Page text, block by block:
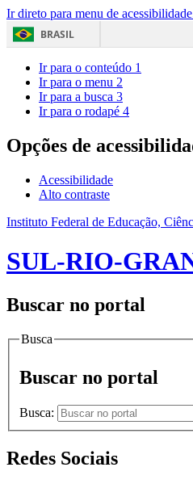
Ir direto para menu de
BRASIL
Ir para o conteúdo 1
Ir para o menu 2
Ir para a busca 3
Ir para o rodapé 4
Opções de
Acessibilidade
Alto contraste
Instituto Federal de Educação,
SUL-RIO-
Buscar no portal
Busca
Buscar no portal
Busca:
Redes Sociais